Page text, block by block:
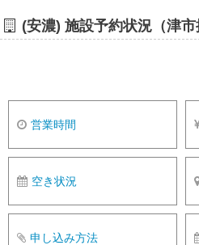
(安濃) 施設予約状況（津
営業時間
空き状況
申し込み方法